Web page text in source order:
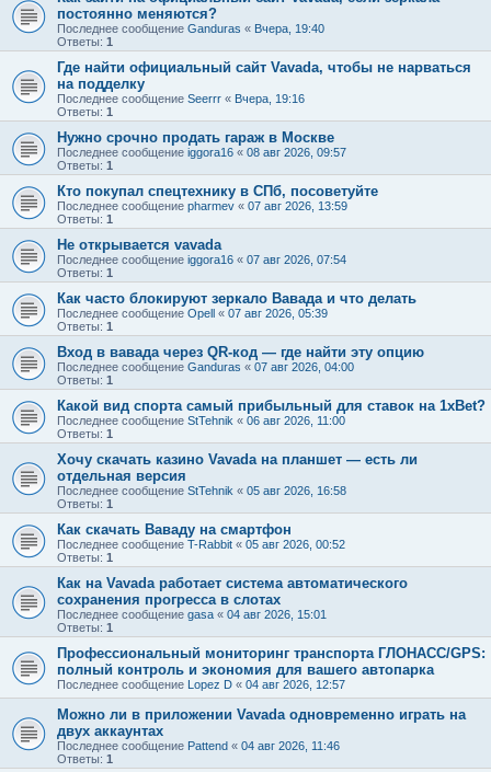
постоянно меняются?
Последнее сообщение Ganduras « Вчера, 19:40
Ответы: 1
Где найти официальный сайт Vavada, чтобы не нарваться
на подделку
Последнее сообщение Seerrr « Вчера, 19:16
Ответы: 1
Нужно срочно продать гараж в Москве
Последнее сообщение iggora16 « 08 авг 2026, 09:57
Ответы: 1
Кто покупал спецтехнику в СПб, посоветуйте
Последнее сообщение pharmev « 07 авг 2026, 13:59
Ответы: 1
Не открывается vavada
Последнее сообщение iggora16 « 07 авг 2026, 07:54
Ответы: 1
Как часто блокируют зеркало Вавада и что делать
Последнее сообщение Opell « 07 авг 2026, 05:39
Ответы: 1
Вход в вавада через QR-код — где найти эту опцию
Последнее сообщение Ganduras « 07 авг 2026, 04:00
Ответы: 1
Какой вид спорта самый прибыльный для ставок на 1xBet?
Последнее сообщение StTehnik « 06 авг 2026, 11:00
Ответы: 1
Хочу скачать казино Vavada на планшет — есть ли
отдельная версия
Последнее сообщение StTehnik « 05 авг 2026, 16:58
Ответы: 1
Как скачать Ваваду на смартфон
Последнее сообщение T-Rabbit « 05 авг 2026, 00:52
Ответы: 1
Как на Vavada работает система автоматического
сохранения прогресса в слотах
Последнее сообщение gasa « 04 авг 2026, 15:01
Ответы: 1
Профессиональный мониторинг транспорта ГЛОНАСС/GPS:
полный контроль и экономия для вашего автопарка
Последнее сообщение Lopez D « 04 авг 2026, 12:57
Можно ли в приложении Vavada одновременно играть на
двух аккаунтах
Последнее сообщение Pattend « 04 авг 2026, 11:46
Ответы: 1